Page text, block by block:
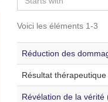
Voici les éléments 1-3
Réduction des
Résultat thérapeutique
Révélation de la vérité